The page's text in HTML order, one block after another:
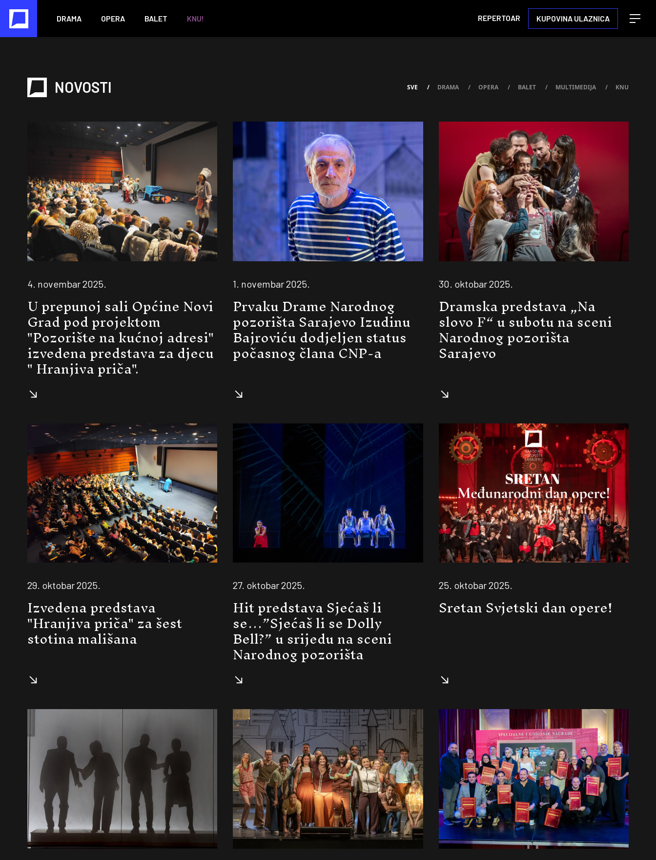
DRAMA OPERA BALET KNU! REPERTOAR KUPOVINA ULAZNICA
Open
NOVOSTI SVE / DRAMA / OPERA / BALET / MULTIMEDIJA / KNU
4. novembar 2025.
U prepunoj sali Općine Novi
Grad pod projektom
"Pozorište na kućnoj adresi"
izvedena predstava za djecu
" Hranjiva priča".
1. novembar 2025.
Prvaku Drame Narodnog
pozorišta Sarajevo Izudinu
Bajroviću dodjeljen status
počasnog člana CNP-a
30. oktobar 2025.
Dramska predstava „Na
slovo F“ u subotu na sceni
Narodnog pozorišta
Sarajevo
29. oktobar 2025.
Izvedena predstava
"Hranjiva priča" za šest
stotina mališana
27. oktobar 2025.
Hit predstava Sjećaš li
se…”Sjećaš li se Dolly
Bell?” u srijedu na sceni
Narodnog pozorišta
25. oktobar 2025.
Sretan Svjetski dan opere!